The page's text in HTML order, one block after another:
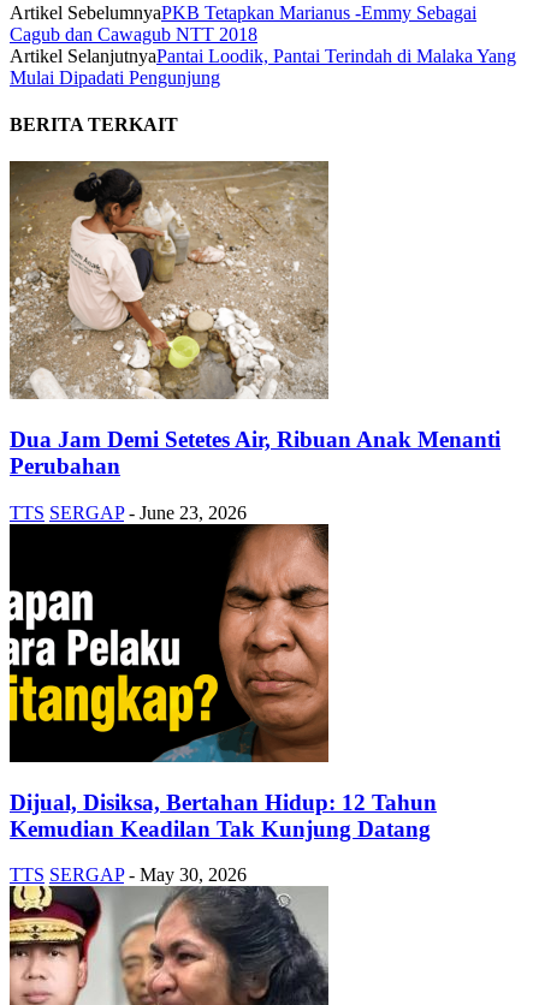
Artikel SebelumnyaPKB Tetapkan Marianus -Emmy Sebagai
Cagub dan Cawagub NTT 2018
Artikel SelanjutnyaPantai Loodik, Pantai Terindah di Malaka Yang
Mulai Dipadati Pengunjung
BERITA TERKAIT
Dua Jam Demi Setetes Air, Ribuan Anak Menanti
Perubahan
TTS SERGAP - June 23, 2026
Dijual, Disiksa, Bertahan Hidup: 12 Tahun
Kemudian Keadilan Tak Kunjung Datang
TTS SERGAP - May 30, 2026